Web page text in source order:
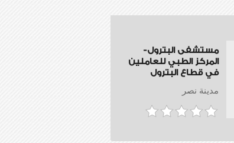
مستشفى البترول-
المركز الطبي للعاملين
في قطاع البترول
مدينة نصر